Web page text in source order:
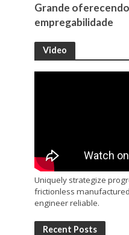
Grande
empregabilidade
Video
Uniquely strategize
frictionless
engineer reliable.
Recent Posts